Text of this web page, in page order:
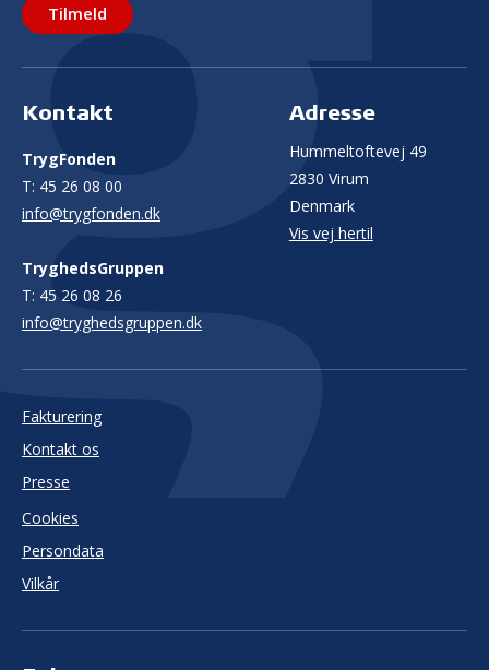
Tilmeld
Kontakt
TrygFonden
T: 45 26 08 00
info@trygfonden.dk
TryghedsGruppen
T: 45 26 08 26
info@tryghedsgruppen.dk
Adresse
Hummeltoftevej 49
2830 Virum
Denmark
Vis vej hertil
Fakturering
Kontakt os
Presse
Cookies
Persondata
Vilkår